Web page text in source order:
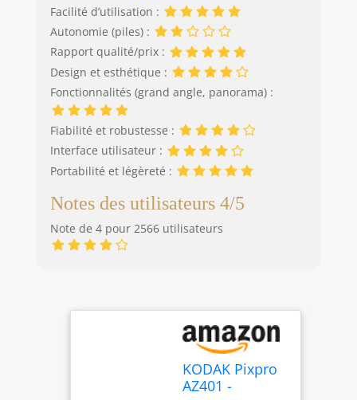
Facilité d’utilisation :
Autonomie (piles) :
Rapport qualité/prix :
Design et esthétique :
Fonctionnalités (grand angle, panorama) :
Fiabilité et robustesse :
Interface utilisateur :
Portabilité et légèreté :
Notes des utilisateurs 4/5
Note de 4 pour 2566 utilisateurs
KODAK Pixpro
AZ401 -